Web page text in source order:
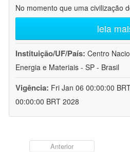
No momento que uma civilização
leia
Instituição/UF/País: Centro
Energia e Materiais - SP - Brasil
Vigência: Fri Jan 06 00:00:00
00:00:00 BRT 2028
Anterior